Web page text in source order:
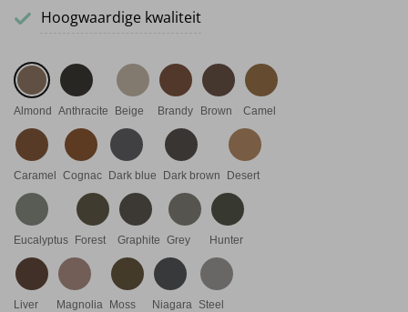
Hoogwaardige kwaliteit
Almond Anthracite Beige Brandy Brown Camel
Caramel Cognac Dark blue Dark brown Desert
Eucalyptus Forest Graphite Grey Hunter
Liver Magnolia Moss Niagara Steel